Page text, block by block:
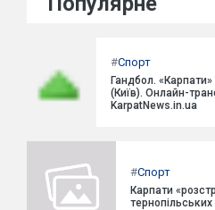
#Спорт
Гандбол.
(Київ). Онлайн-
KarpatNews.in.ua
#Спорт
Карпати
тернопільських